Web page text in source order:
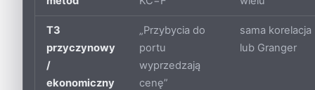
T3
przyczynowy
/
ekonomiczny
„Przybycia do
portu
wyprzedzają
cenę”
sama korelacja
lub Granger